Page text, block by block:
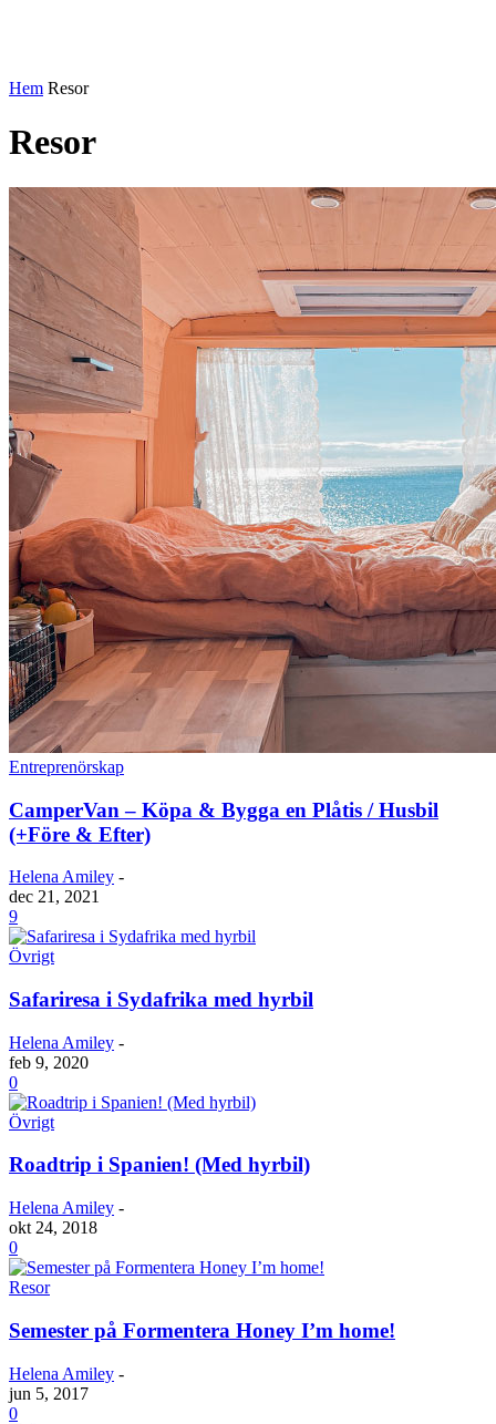
Hem Resor
Resor
Entreprenörskap
CamperVan – Köpa & Bygga en Plåtis / Husbil
(+Före & Efter)
Helena Amiley -
dec 21, 2021
9
Övrigt
Safariresa i Sydafrika med hyrbil
Helena Amiley -
feb 9, 2020
0
Övrigt
Roadtrip i Spanien! (Med hyrbil)
Helena Amiley -
okt 24, 2018
0
Resor
Semester på Formentera Honey I’m home!
Helena Amiley -
jun 5, 2017
0